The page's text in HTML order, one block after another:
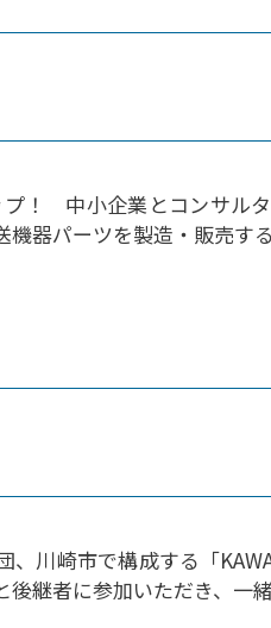
！ 中小企業とコンサル
機器パーツを製造・販売す
川崎市で構成する「
後継者に参加いただき、一